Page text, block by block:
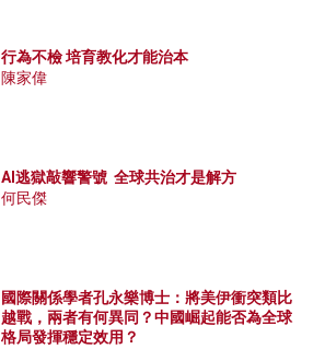
行為不檢 培育教化才能治本
陳家偉
AI逃獄敲響警號 全球共治才是解方
何民傑
國際關係學者孔永樂博士：將美伊衝突類比
越戰，兩者有何異同？中國崛起能否為全球
格局發揮穩定效用？